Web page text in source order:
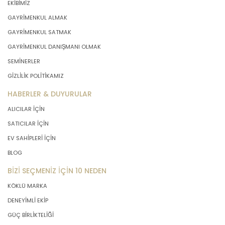
sunmakla yükümlüdür. Kişisel veriler
belirtilen meşru ve hukuka uygun
amaçlar dışında işlenmeyecektir..
4. İşlendikleri Amaçla Bağlantılı, Sınırlı
ve Ölçülü Olma
MASTERTURK FRANCHİSİNG
GAYRİMENKUL SATIŞ VE PAZARLAMA
A.Ş. kişisel verileri belirlenen
amaçların gerçekleştirilmesine
amacın gerçekleştirilmesi ile ilgili
olmayan veya ihtiyaç duyulmayan
kişisel verilerin işlenmesinden
kaçınacaktır.
EKİBİMİZ
GAYRİMENKUL ALMAK
GAYRİMENKUL SATMAK
GAYRİMENKUL DANIŞMANI OLMAK
SEMİNERLER
GİZLİLİK POLİTİKAMIZ
HABERLER & DUYURULAR
ALICILAR İÇİN
SATICILAR İÇİN
EV SAHİPLERİ İÇİN
BLOG
BİZİ SEÇMENİZ İÇİN 10 NEDEN
KÖKLÜ MARKA
DENEYİMLİ EKİP
GÜÇ BİRLİKTELİĞİ